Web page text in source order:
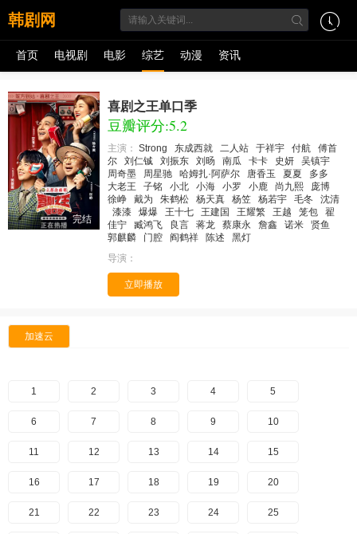
韩剧网
首页 电视剧 电影 综艺 动漫 资讯
完结
喜剧之王单口季
豆瓣评分:5.2
主演： Strong 东成西就 二人站 于祥宇 付航
傅首
尔
刘仁铖 刘振东 刘旸 南瓜 卡卡 史妍
吴镇宇
周奇墨
周星驰 哈姆扎·阿萨尔 唐香玉 夏夏
多多
大老王
子铭 小北 小海 小罗 小鹿 尚九熙
庞博
徐峥
戴为 朱鹤松 杨天真 杨笠 杨若宇 毛冬
沈清
漆漆
爆爆 王十七 王建国 王耀繁 王越 笼包
翟
佳宁
臧鸿飞 良言 蒋龙 蔡康永 詹鑫 诺米
贤鱼
郭麒麟
门腔 阎鹤祥 陈述
黑灯
导演：
立即播放
加速云
1 2 3 4 5
6 7 8 9 10
11 12 13 14 15
16 17 18 19 20
21 22 23 24 25